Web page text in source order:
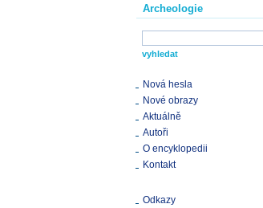
Archeologie
Nová hesla
Nové obrazy
Aktuálně
Autoři
O encyklopedii
Kontakt
Odkazy